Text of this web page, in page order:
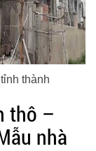
thành
thô –
nhà